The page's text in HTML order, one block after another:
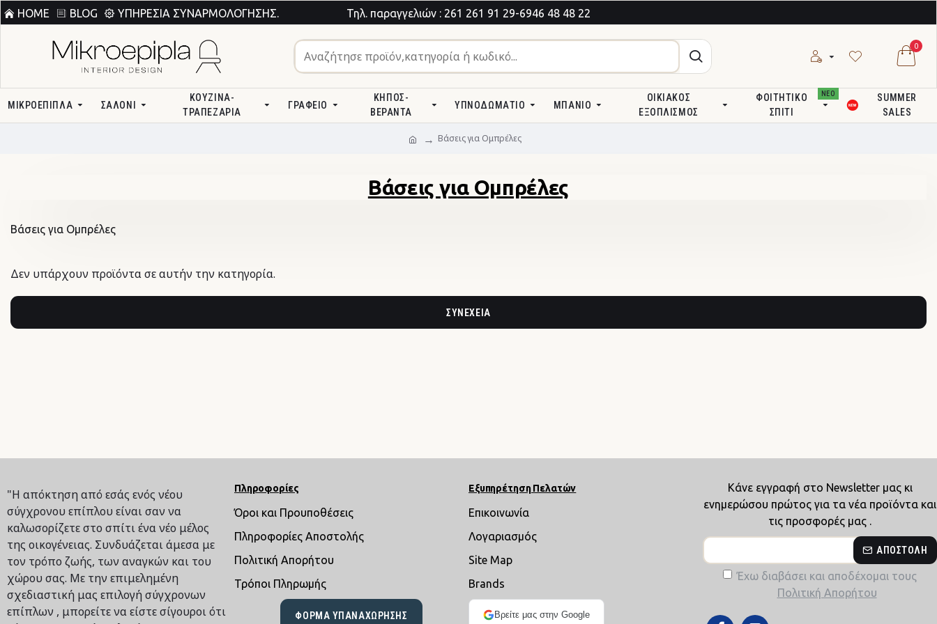
HOME BLOG ΥΠΗΡΕΣΊΑ ΣΥΝΑΡΜΟΛΌΓΗΣΗΣ. Τηλ. παραγγελιών : 261 261 91 29-6946 48 48 22
0
ΜΙΚΡΟΕΠΙΠΛΑ ΣΑΛΌΝΙ
ΚΟΥΖΊΝΑ-
ΤΡΑΠΕΖΑΡΊΑ
ΓΡΑΦΕΊΟ
ΚΉΠΟΣ-
ΒΕΡΆΝΤΑ
ΥΠΝΟΔΩΜΆΤΙΟ ΜΠΆΝΙΟ
ΟΙΚΙΑΚΌΣ
ΕΞΟΠΛΙΣΜΌΣ
ΦΟΙΤΗΤΙΚΌ
ΣΠΊΤΙ
ΝΕΟ
SUMMER
SALES
Βάσεις για Ομπρέλες
Βάσεις για Ομπρέλες
Βάσεις για Ομπρέλες
Δεν υπάρχουν προϊόντα σε αυτήν την κατηγορία.
ΣΥΝΈΧΕΙΑ
"Η απόκτηση από εσάς ενός νέου
σύγχρονου επίπλου είναι σαν να
καλωσορίζετε στο σπίτι ένα νέο μέλος
της οικογένειας. Συνδυάζεται άμεσα με
τον τρόπο ζωής, των αναγκών και του
χώρου σας. Με την επιμελημένη
σχεδιαστική μας επιλογή σύγχρονων
επίπλων , μπορείτε να είστε σίγουροι ότι
Πληροφορίες
Όροι και Προυποθέσεις
Πληροφορίες Αποστολής
Πολιτική Απορήτου
Τρόποι Πληρωμής
ΦΌΡΜΑ ΥΠΑΝΑΧΏΡΗΣΗΣ
Εξυπηρέτηση Πελατών
Επικοινωνία
Λογαριασμός
Site Map
Brands
Βρείτε μας στην Google
Κάνε εγγραφή στο Newsletter μας κι
ενημερώσου πρώτος για τα νέα προϊόντα και
τις προσφορές μας .
ΑΠΟΣΤΟΛΉ
Έχω διαβάσει και αποδέχομαι τους
Πολιτική Απορήτου